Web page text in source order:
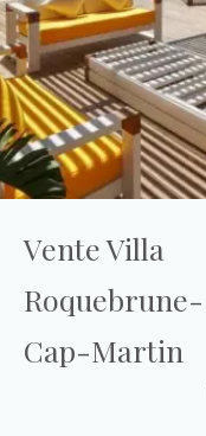
Vente Villa
Roquebrune-
Cap-Martin